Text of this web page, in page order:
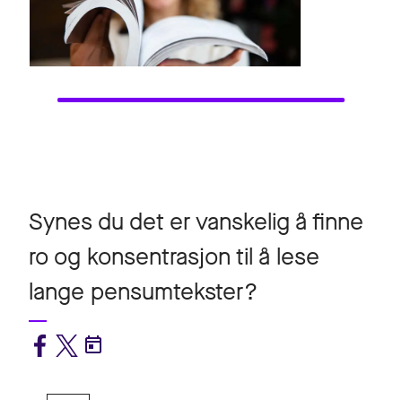
Synes du det er vanskelig å finne
ro og konsentrasjon til å lese
lange pensumtekster?